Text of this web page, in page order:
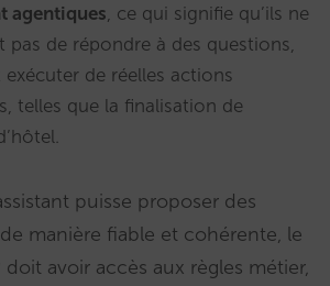
agentiques , ce qui signifie qu’ils ne
pas de répondre à des questions,
de réelles actions
telles que la finalisation de
puisse proposer des
manière fiable et cohérente, le
doit avoir accès aux règles métier,